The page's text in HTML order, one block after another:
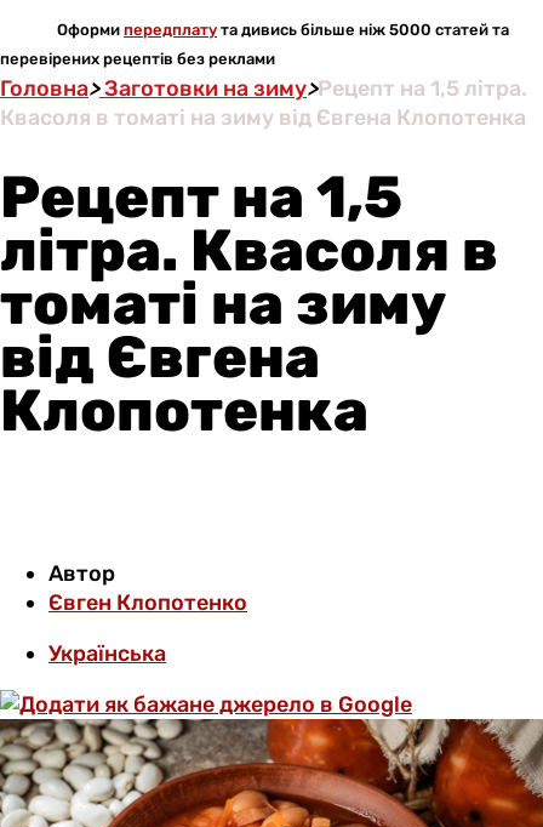
Оформи передплату та дивись більше ніж 5000 статей та
перевірених рецептів без реклами
Головна>Заготовки на зиму>Рецепт на 1,5 літра.
Квасоля в томаті на зиму від Євгена Клопотенка
Рецепт на 1,5
літра. Квасоля в
томаті на зиму
від Євгена
Клопотенка
Автор
Євген Клопотенко
Українська